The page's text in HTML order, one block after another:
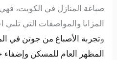
صباغة المنازل في الكويت،
المزايا والمواصفات التي تلبي
وتجربة الأصباغ من جوتن في
المظهر العام للمسكن وإضفاء